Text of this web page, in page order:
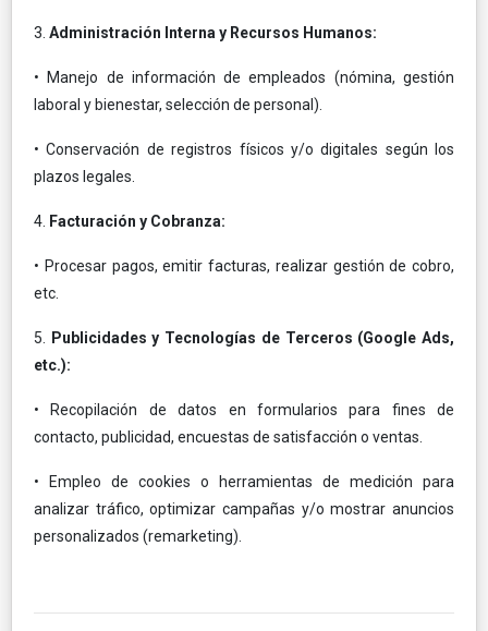
3. Administración Interna y Recursos Humanos:
• Manejo de información de empleados (nómina, gestión
laboral y bienestar, selección de personal).
• Conservación de registros físicos y/o digitales según los
plazos legales.
4. Facturación y Cobranza:
• Procesar pagos, emitir facturas, realizar gestión de cobro,
etc.
5.
Publicidades y Tecnologías de Terceros (Google Ads,
etc.):
• Recopilación de datos en formularios para fines de
contacto, publicidad, encuestas de satisfacción o ventas.
• Empleo de cookies o herramientas de medición para
analizar tráfico, optimizar campañas y/o mostrar anuncios
personalizados (remarketing).